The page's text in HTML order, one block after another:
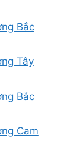
Bắc
Tây
Bắc
Cam